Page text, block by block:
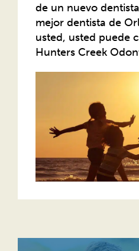
de un nuevo
mejor dentista de
usted, usted puede
Hunters Creek